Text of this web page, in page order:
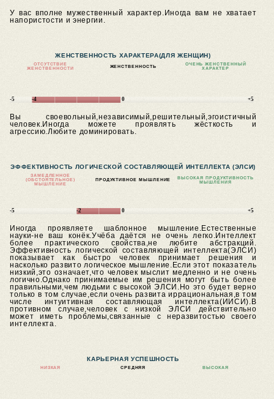
У вас вполне мужественный характер.Иногда вам не хватает
напористости и энергии.
ЖЕНСТВЕННОСТЬ ХАРАКТЕРА(ДЛЯ ЖЕНЩИН)
ОТСУТСТВИЕ
ЖЕНСТВЕННОСТИ
ЖЕНСТВЕННОСТЬ
ОЧЕНЬ ЖЕНСТВЕННЫЙ
ХАРАКТЕР
-5 -4 0 +5
Вы своевольный,независимый,решительный,эгоистичный
человек.Иногда можете проявлять жёсткость и
агрессию.Любите доминировать.
ЭФФЕКТИВНОСТЬ ЛОГИЧЕСКОЙ СОСТАВЛЯЮЩЕЙ ИНТЕЛЛЕКТА (ЭЛСИ)
ЗАМЕДЛЕННОЕ
(ОБСТОЯТЕЛЬНОЕ)
МЫШЛЕНИЕ
ПРОДУКТИВНОЕ МЫШЛЕНИЕ
ВЫСОКАЯ ПРОДУКТИВНОСТЬ
МЫШЛЕНИЯ
-5 -2 0 +5
Иногда проявляете шаблонное мышление.Естественные
науки-не ваш конёк.Учёба даётся не очень легко.Интеллект
более практического свойства,не любите абстракций.
Эффективность логической составляющей интеллекта(ЭЛСИ)
показывает как быстро человек принимает решения и
насколько развито логическое мышление.Если этот показатель
низкий,это означает,что человек мыслит медленно и не очень
логично.Однако принимаемые им решения могут быть более
правильными,чем людьми с высокой ЭЛСИ.Но это будет верно
только в том случае,если очень развита иррациональная,в том
числе интуитивная составляющая интеллекта(ИИСИ).В
противном случае,человек с низкой ЭЛСИ действительно
может иметь проблемы,связанные с неразвитостью своего
интеллекта.
КАРЬЕРНАЯ УСПЕШНОСТЬ
НИЗКАЯ СРЕДНЯЯ ВЫСОКАЯ